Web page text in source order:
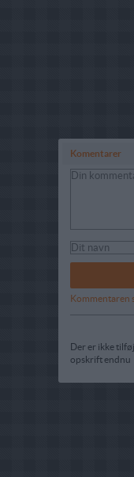
Komentarer
Kommentaren
Der er ikke
opskrift endnu